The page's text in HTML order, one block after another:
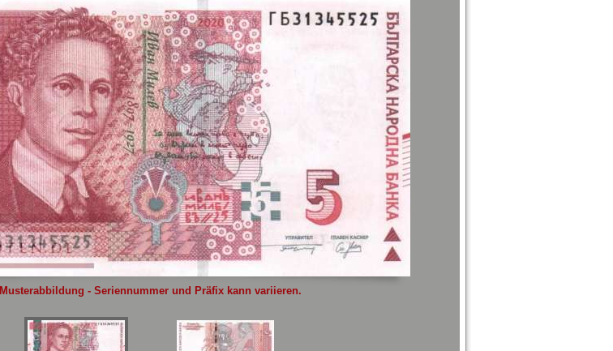
Musterabbildung - Seriennummer und Präfix kann variieren.